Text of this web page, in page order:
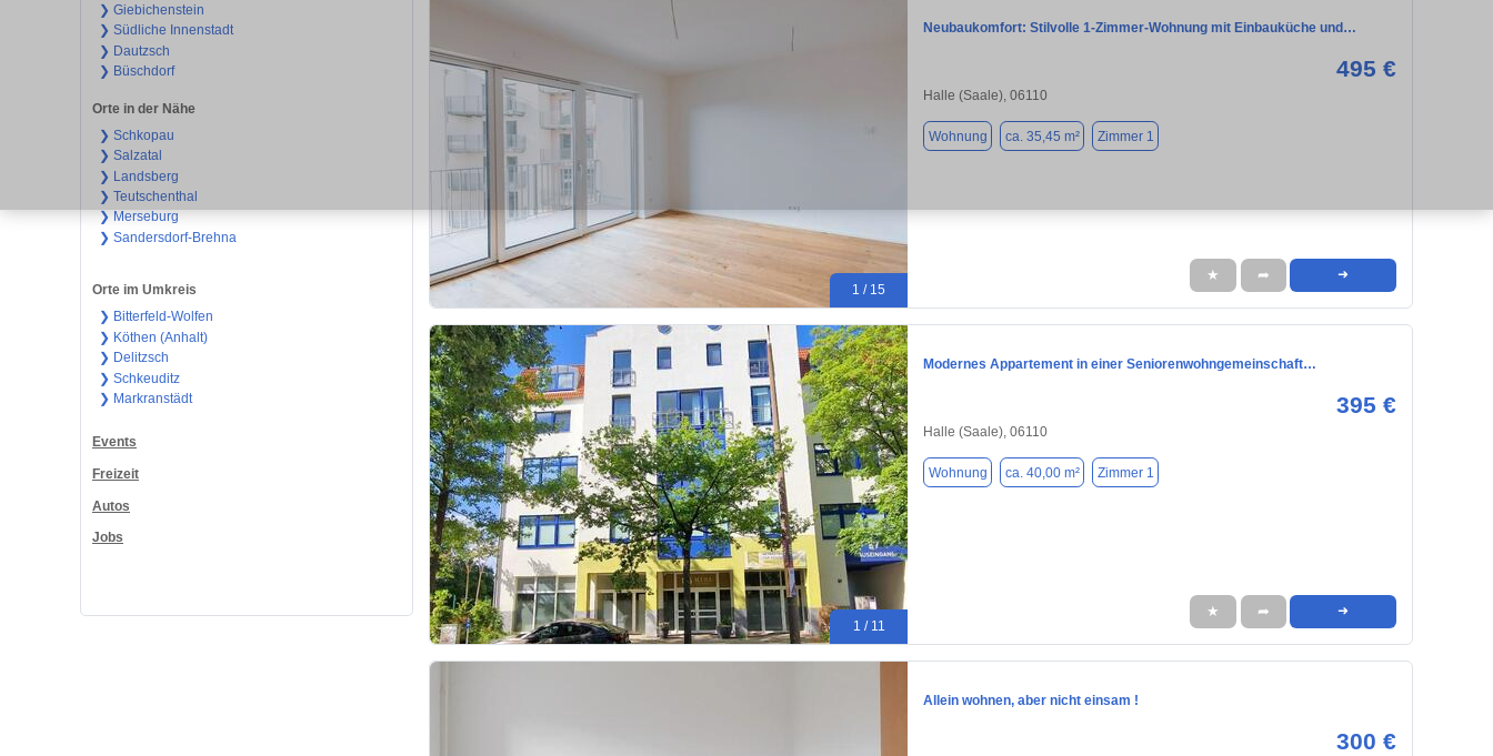
❯ Giebichenstein
❯ Südliche Innenstadt
❯ Dautzsch
❯ Büschdorf
Orte in der Nähe
❯ Schkopau
❯ Salzatal
❯ Landsberg
❯ Teutschenthal
❯ Merseburg
❯ Sandersdorf-Brehna
Orte im Umkreis
❯ Bitterfeld-Wolfen
❯ Köthen (Anhalt)
❯ Delitzsch
❯ Schkeuditz
❯ Markranstädt
Events
Freizeit
Autos
Jobs
1 / 15
Neubaukomfort: Stilvolle 1-Zimmer-Wohnung mit Einbauküche und…
495 €
Halle (Saale), 06110
Wohnung ca. 35,45 m² Zimmer 1
★ ➦ ➜
1 / 11
Modernes Appartement in einer Seniorenwohngemeinschaft…
395 €
Halle (Saale), 06110
Wohnung ca. 40,00 m² Zimmer 1
★ ➦ ➜
Allein wohnen, aber nicht einsam !
300 €